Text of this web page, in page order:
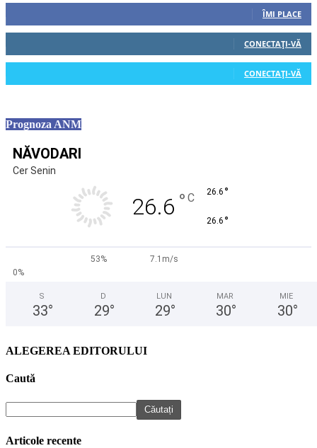
ÎMI PLACE
CONECTAȚI-VĂ
CONECTAȚI-VĂ
Prognoza ANM
NĂVODARI
Cer Senin
26.6 ° C 26.6 °
26.6 °
53%
7.1m/s
0%
S
33°
D
29°
LUN
29°
MAR
30°
MIE
30°
ALEGEREA EDITORULUI
Caută
Articole recente